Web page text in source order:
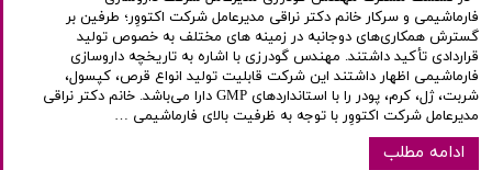
فارماشیمی و سرکار خانم دکتر نراقی مدیرعامل شرکت اکتووِر؛ طرفین بر
گسترش همکاری‌های دوجانبه در زمینه های مختلف به ‌خصوص تولید
قراردادی تأکید داشتند. مهندس گودرزی با اشاره به تاریخچه داروسازی
فارماشیمی اظهار داشتند این شرکت قابلیت تولید انواع قرص، کپسول،
شربت، ژل، کرم، پودر را با استانداردهای GMP دارا می‌باشد. خانم دکتر نراقی
مدیرعامل شرکت اکتووِر با توجه به ظرفیت بالای فارماشیمی …
ادامه مطلب